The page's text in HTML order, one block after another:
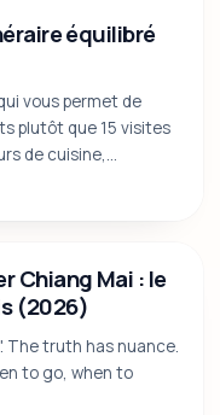
équilibré
vous permet de
plutôt que 15 visites
de cuisine,